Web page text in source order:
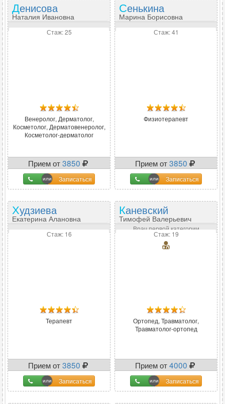
Денисова
Наталия Ивановна
Стаж: 25
Венеролог, Дерматолог,
Косметолог, Дерматовенеролог,
Косметолог-дерматолог
Прием от3850
Записаться
Сенькина
Марина Борисовна
Стаж: 41
Физиотерапевт
Прием от3850
Записаться
Худзиева
Екатерина Алановна
Стаж: 16
Терапевт
Прием от3850
Записаться
Каневский
Тимофей Валерьевич
Врач первой категории
Стаж: 19
Ортопед, Травматолог,
Травматолог-ортопед
Прием от4000
Записаться